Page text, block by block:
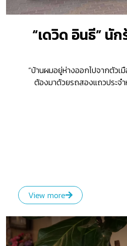
“เดวิด อินธี” นั
“บ้านผมอยู่ห่างออกไปจากตัวเ
ต้องมาด้วยรถสองแถวประจ
View more